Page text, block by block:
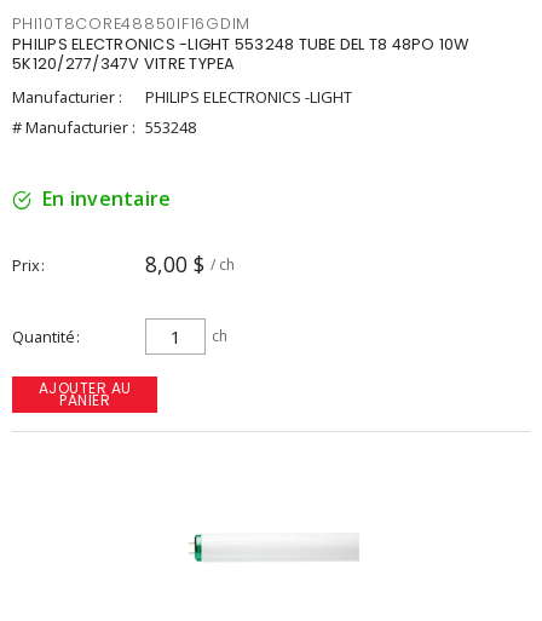
PHI10T8CORE48850IF16GDIM
PHILIPS ELECTRONICS -LIGHT 553248 TUBE DEL T8 48PO 10W
5K120/277/347V VITRE TYPEA
Manufacturier :
PHILIPS ELECTRONICS -LIGHT
# Manufacturier : 553248
En inventaire
Prix 8,00 $ / ch
Quantité ch
AJOUTER AU
PANIER